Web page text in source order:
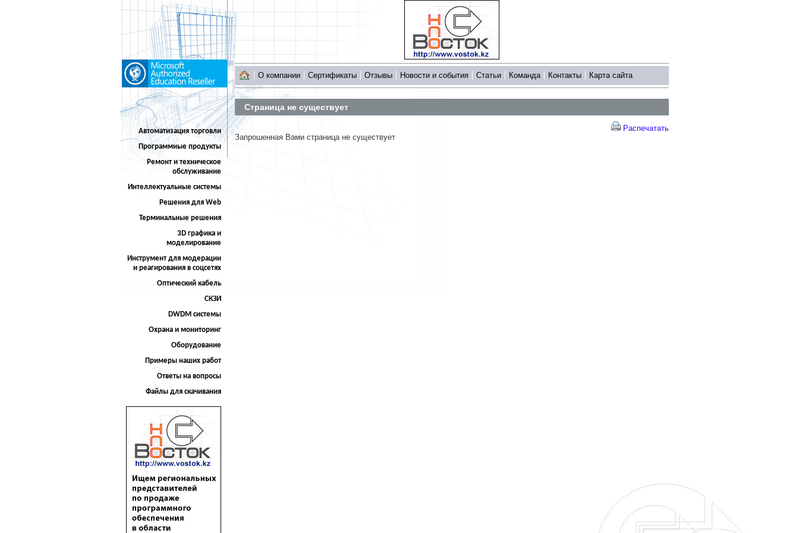
Автоматизация торговли
Программные продукты
Ремонт и техническое
обслуживание
Интеллектуальные системы
Решения для Web
Терминальные решения
3D графика и
моделирование
Инструмент для модерации
и реагирования в соцсетях
Оптический кабель
СКЗИ
DWDM системы
Охрана и мониторинг
Оборудование
Примеры наших работ
Ответы на вопросы
Файлы для скачивания
О компании Сертификаты Отзывы Новости и события Статьи Команда Контакты Карта сайта
Страница не существует
Распечатать
Запрошенная Вами страница не существует